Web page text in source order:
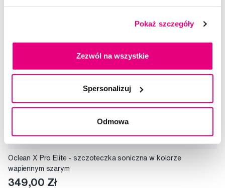
Pokaż szczegóły
Zezwól na wszystkie
Spersonalizuj
Odmowa
Oclean X Pro Elite - szczoteczka soniczna w kolorze
wapiennym szarym
349,00 Zł